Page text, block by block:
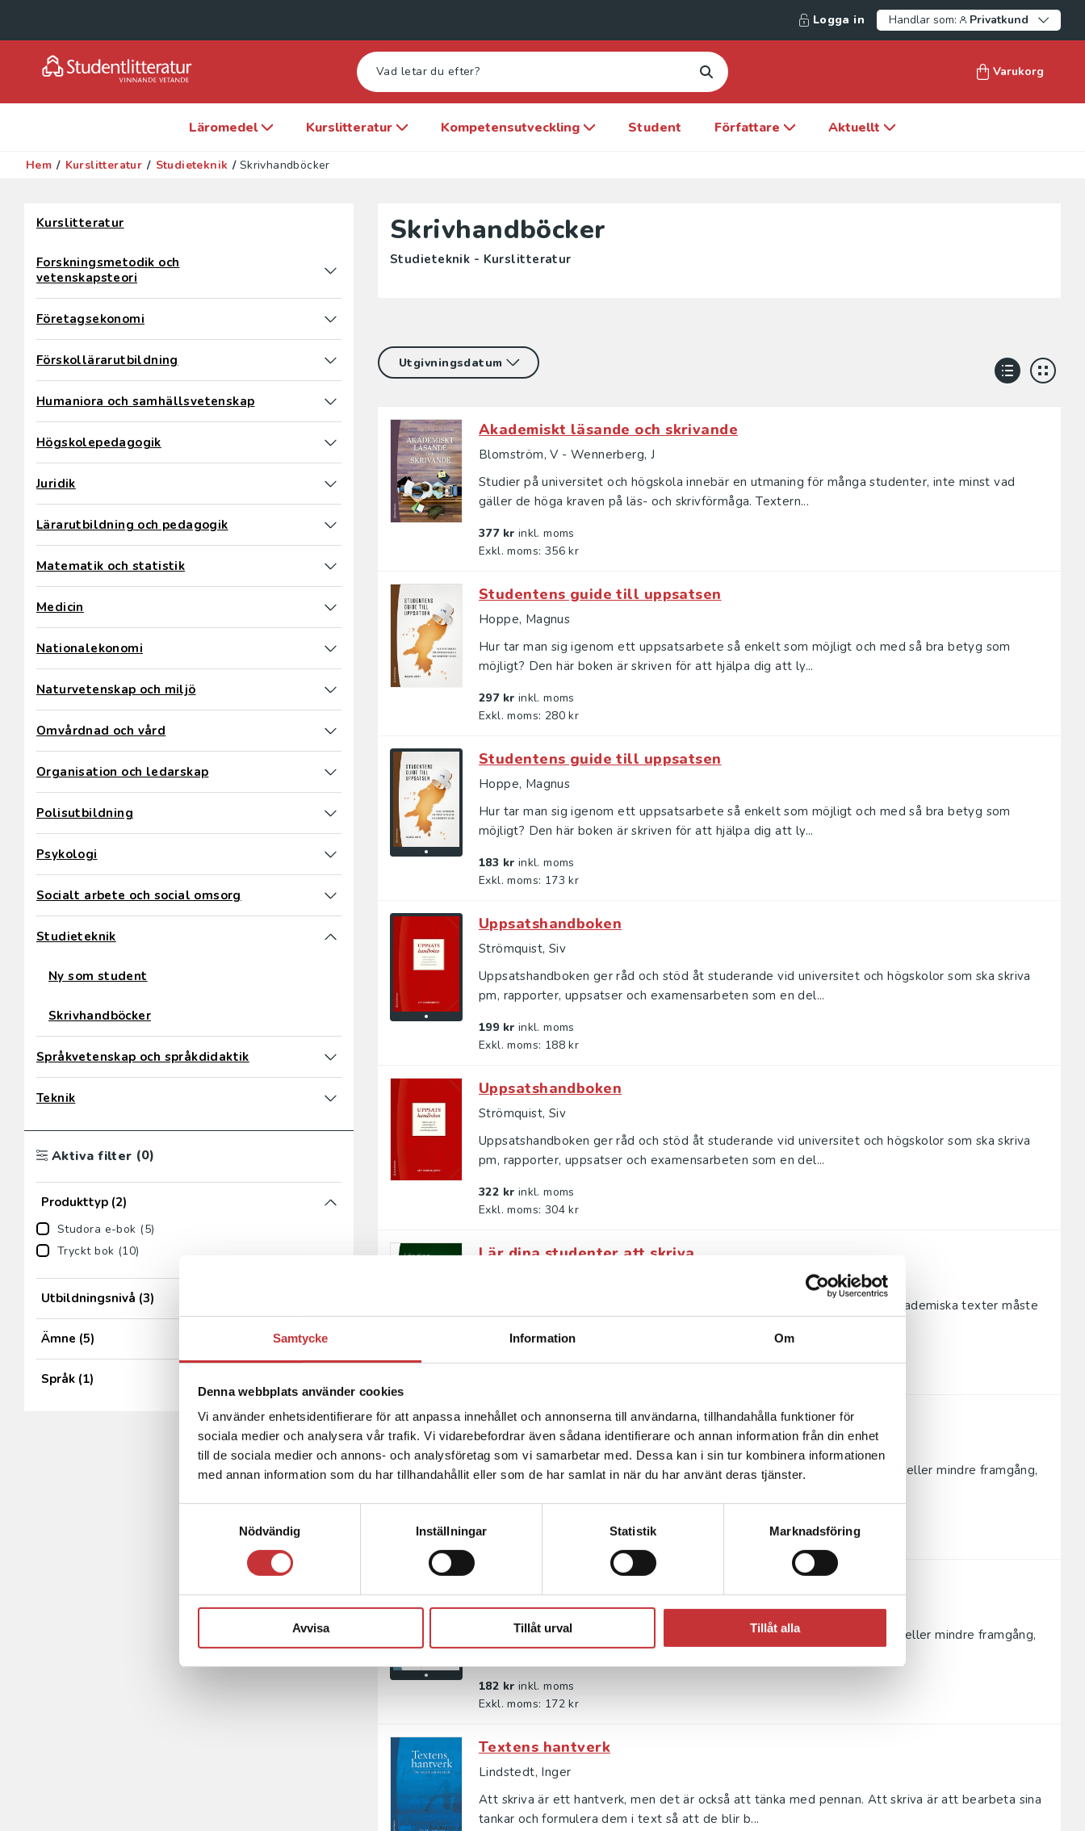
Samtycke Information Om
Denna webbplats använder cookies
Vi använder enhetsidentifierare för att anpassa innehållet och annonserna till användarna, tillhandahålla funktioner för
sociala medier och analysera vår trafik. Vi vidarebefordrar även sådana identifierare och annan information från din enhet
till de sociala medier och annons- och analysföretag som vi samarbetar med. Dessa kan i sin tur kombinera informationen
med annan information som du har tillhandahållit eller som de har samlat in när du har använt deras tjänster.
Nödvändig
Inställningar Statistik Marknadsföring
Avvisa Tillåt urval Tillåt alla
Logga in Handlar som: Privatkund
Varukorg
Läromedel Kurslitteratur Kompetensutveckling Student Författare Aktuellt
Hem / Kurslitteratur / Studieteknik / Skrivhandböcker
Kurslitteratur
Forskningsmetodik och
vetenskapsteori
Företagsekonomi
Förskollärarutbildning
Humaniora och samhällsvetenskap
Högskolepedagogik
Juridik
Lärarutbildning och pedagogik
Matematik och statistik
Medicin
Nationalekonomi
Naturvetenskap och miljö
Omvårdnad och vård
Organisation och ledarskap
Polisutbildning
Psykologi
Socialt arbete och social omsorg
Studieteknik
Ny som student
Skrivhandböcker
Språkvetenskap och språkdidaktik
Teknik
Aktiva filter (0)
Produkttyp (2)
Studora e-bok (5)
Tryckt bok (10)
Utbildningsnivå (3)
Ämne (5)
Språk (1)
Skrivhandböcker
Studieteknik - Kurslitteratur
Akademiskt läsande och skrivande
Blomström, V - Wennerberg, J
Studier på universitet och högskola innebär en utmaning för många studenter, inte minst vad
gäller de höga kraven på läs- och skrivförmåga. Textern...
377 kr inkl. moms
Exkl. moms: 356 kr
Studentens guide till uppsatsen
Hoppe, Magnus
Hur tar man sig igenom ett uppsatsarbete så enkelt som möjligt och med så bra betyg som
möjligt? Den här boken är skriven för att hjälpa dig att ly...
297 kr inkl. moms
Exkl. moms: 280 kr
Studentens guide till uppsatsen
Hoppe, Magnus
Hur tar man sig igenom ett uppsatsarbete så enkelt som möjligt och med så bra betyg som
möjligt? Den här boken är skriven för att hjälpa dig att ly...
183 kr inkl. moms
Exkl. moms: 173 kr
Uppsatshandboken
Strömquist, Siv
Uppsatshandboken ger råd och stöd åt studerande vid universitet och högskolor som ska skriva
pm, rapporter, uppsatser och examensarbeten som en del...
199 kr inkl. moms
Exkl. moms: 188 kr
Uppsatshandboken
Strömquist, Siv
Uppsatshandboken ger råd och stöd åt studerande vid universitet och högskolor som ska skriva
pm, rapporter, uppsatser och examensarbeten som en del...
322 kr inkl. moms
Exkl. moms: 304 kr
Lär dina studenter att skriva
Att skriva akademiska texter är en ny erfarenhet för många studenter. Akademiska texter måste
Bra skrivet Väl talat
Renberg, Bo
Med språkets hjälp redovisar och förmedlar du ditt vetande – med större eller mindre framgång,
Exkl. moms: 278 kr
Bra skrivet Väl talat
Renberg, Bo
Med språkets hjälp redovisar och förmedlar du ditt vetande - med större eller mindre framgång,
182 kr inkl. moms
Exkl. moms: 172 kr
Textens hantverk
Lindstedt, Inger
Att skriva är ett hantverk, men det är också att tänka med pennan. Att skriva är att bearbeta sina
tankar och formulera dem i text så att de blir b...